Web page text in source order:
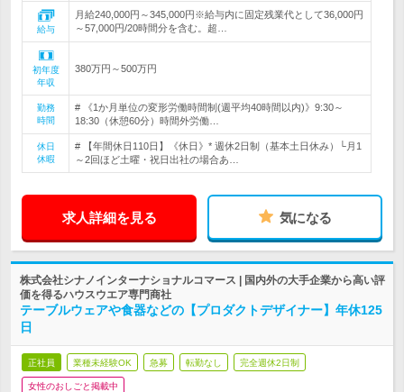
給与
月給240,000円～345,000円※給与内に固定残業代として36,000円
～57,000円/20時間分を含む。超…
初年度
年収
380万円～500万円
勤務
時間
# 《1か月単位の変形労働時間制(週平均40時間以内)》9:30～
18:30（休憩60分）時間外労働…
休日
休暇
# 【年間休日110日】《休日》* 週休2日制（基本土日休み）└月1
～2回ほど土曜・祝日出社の場合あ…
求人詳細を見る 気になる
株式会社シナノインターナショナルコマース | 国内外の大手企業から高い評
価を得るハウスウエア専門商社
テーブルウェアや食器などの【プロダクトデザイナー】年休125
日
正社員 業種未経験OK 急募 転勤なし 完全週休2日制
女性のおしごと掲載中